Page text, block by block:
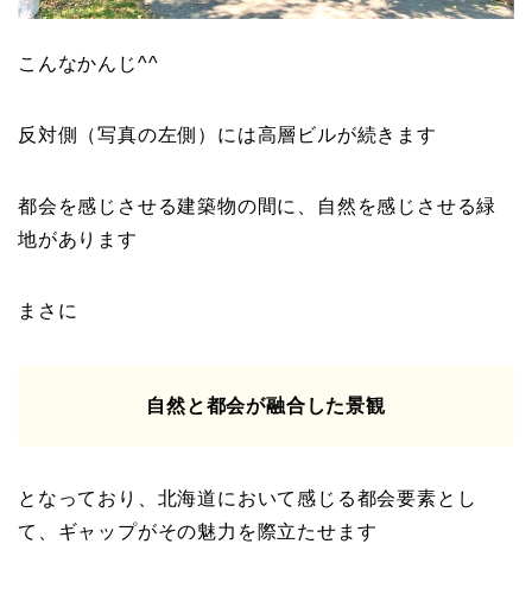
こんなかんじ^^
反対側（写真の左側）には高層ビルが続きます
都会を感じさせる建築物の間に、自然を感じさせる緑
地があります
まさに
自然と都会が融合した景観
となっており、北海道において感じる都会要素とし
て、ギャップがその魅力を際立たせます